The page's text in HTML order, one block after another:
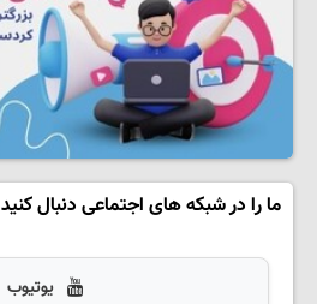
ما را در شبکه های اجتماعی دنبال کنید
یوتیوب